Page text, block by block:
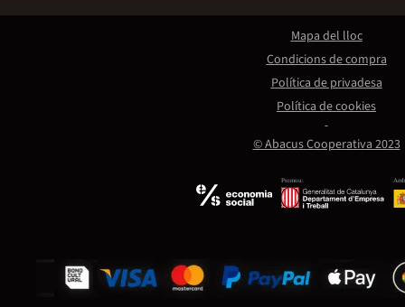
Promou:
© Abacus Cooperativa 2023
Mapa del lloc
Condicions de compra
Política de privadesa
Política de cookies